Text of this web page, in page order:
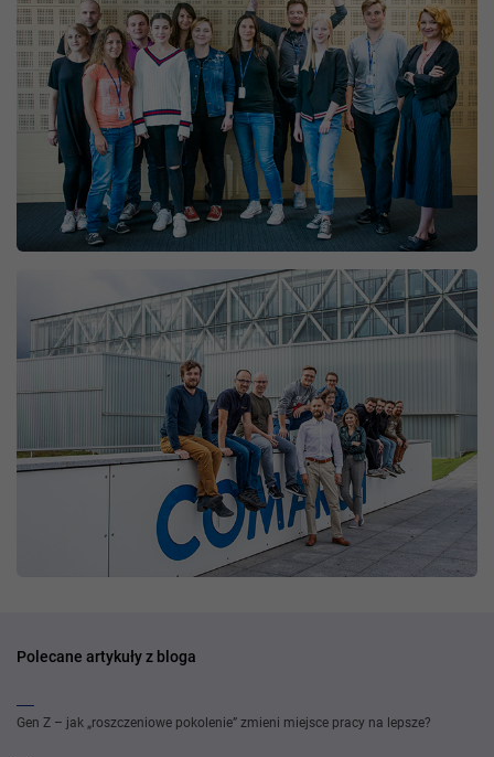
Polecane artykuły z bloga
Gen Z – jak „roszczeniowe pokolenie” zmieni miejsce pracy na lepsze?